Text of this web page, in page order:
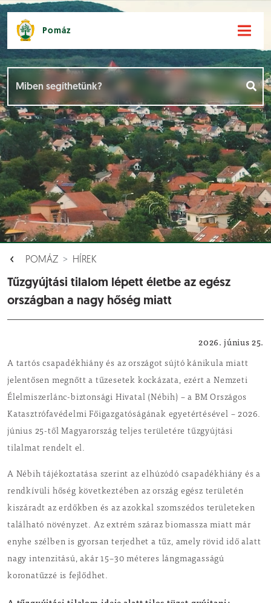
Pomáz
POMÁZ HÍREK
Tűzgyújtási tilalom lépett életbe az egész
országban a nagy hőség miatt
2026. június 25.
A tartós csapadékhiány és az országot sújtó kánikula miatt
jelentősen megnőtt a tűzesetek kockázata, ezért a Nemzeti
Élelmiszerlánc-biztonsági Hivatal (Nébih) – a BM Országos
Katasztrófavédelmi Főigazgatóságának egyetértésével – 2026.
június 25-től Magyarország teljes területére tűzgyújtási
tilalmat rendelt el.
A Nébih tájékoztatása szerint az elhúzódó csapadékhiány és a
rendkívüli hőség következtében az ország egész területén
kiszáradt az erdőkben és az azokkal szomszédos területeken
található növényzet. Az extrém száraz biomassza miatt már
enyhe szélben is gyorsan terjedhet a tűz, amely rövid idő alatt
nagy intenzitású, akár 15–30 méteres lángmagasságú
koronatűzzé is fejlődhet.
Események []
Dokumentumok [ ]
Aloldalak []